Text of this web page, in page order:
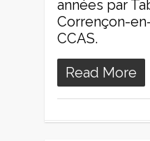
années par
Corrençon-
CCAS.
Read More